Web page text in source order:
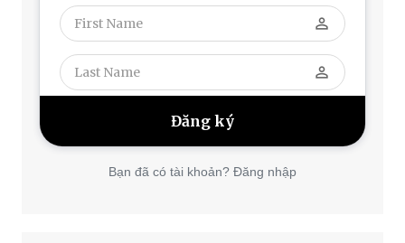
perm_identity
perm_identity
Bạn đã có tài khoản? Đăng nhập